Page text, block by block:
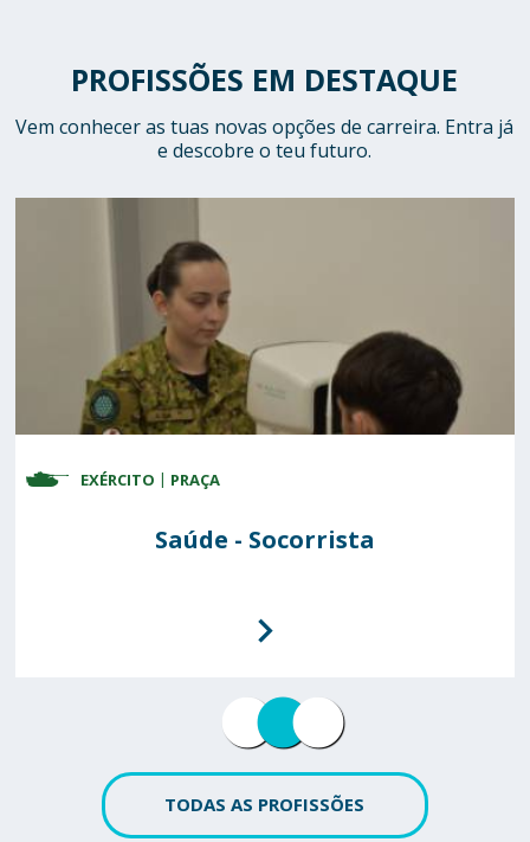
PROFISSÕES EM DESTAQUE
Vem conhecer as tuas novas opções de carreira. Entra já
e descobre o teu futuro.
MARINHA PRAÇA
Fuzileiro
EXÉRCITO PRAÇA
Saúde - Socorrista
FORÇA AÉREA SARGENTO
Polícia Aérea
TODAS AS PROFISSÕES